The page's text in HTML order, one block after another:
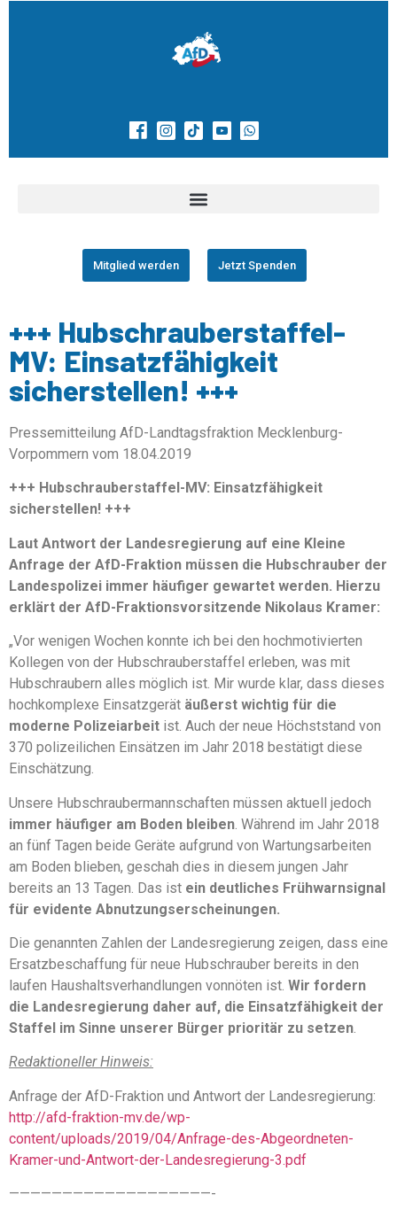
Mitglied werden Jetzt Spenden
+++ Hubschrauberstaffel-
MV: Einsatzfähigkeit
sicherstellen! +++
Pressemitteilung AfD-Landtagsfraktion Mecklenburg-
Vorpommern vom 18.04.2019
+++ Hubschrauberstaffel-MV: Einsatzfähigkeit
sicherstellen! +++
Laut Antwort der Landesregierung auf eine Kleine
Anfrage der AfD-Fraktion müssen die Hubschrauber der
Landespolizei immer häufiger gewartet werden. Hierzu
erklärt der AfD-Fraktionsvorsitzende Nikolaus Kramer:
„Vor wenigen Wochen konnte ich bei den hochmotivierten
Kollegen von der Hubschrauberstaffel erleben, was mit
Hubschraubern alles möglich ist. Mir wurde klar, dass dieses
hochkomplexe Einsatzgerät äußerst wichtig für die
moderne Polizeiarbeit ist. Auch der neue Höchststand von
370 polizeilichen Einsätzen im Jahr 2018 bestätigt diese
Einschätzung.
Unsere Hubschraubermannschaften müssen aktuell jedoch
immer häufiger am Boden bleiben . Während im Jahr 2018
an fünf Tagen beide Geräte aufgrund von Wartungsarbeiten
am Boden blieben, geschah dies in diesem jungen Jahr
bereits an 13 Tagen. Das ist ein deutliches Frühwarnsignal
für evidente Abnutzungserscheinungen.
Die genannten Zahlen der Landesregierung zeigen, dass eine
Ersatzbeschaffung für neue Hubschrauber bereits in den
laufen Haushaltsverhandlungen vonnöten ist. Wir fordern
die Landesregierung daher auf, die Einsatzfähigkeit der
Staffel im Sinne unserer Bürger prioritär zu setzen.
Redaktioneller Hinweis:
Anfrage der AfD-Fraktion und Antwort der Landesregierung:
http://afd-fraktion-mv.de/wp-
content/uploads/2019/04/Anfrage-des-Abgeordneten-
Kramer-und-Antwort-der-Landesregierung-3.pdf
———————————————————-